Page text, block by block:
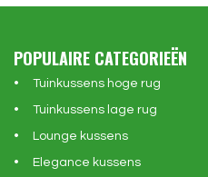
POPULAIRE CATEGORIEËN
Tuinkussens hoge rug
Tuinkussens lage rug
Lounge kussens
Elegance kussens